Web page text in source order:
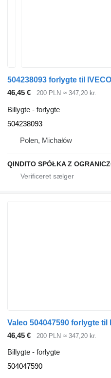
46,45 € 200 PLN ≈ 347,20 kr.
Billygte - forlygte
504238093
Polen, Michałów
46,45 € 200 PLN ≈ 347,20 kr.
Billygte - forlygte
504047590